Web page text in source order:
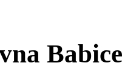
Babice